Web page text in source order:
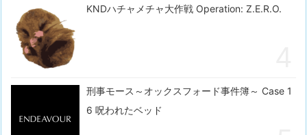
KNDハチャメチャ大作戦 Operation: Z.E.R.O.
刑事モース～オックスフォード事件簿～ Case 1
6 呪われたベッド